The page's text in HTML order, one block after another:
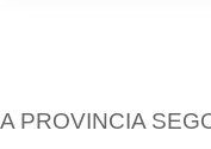
PROVINCIA